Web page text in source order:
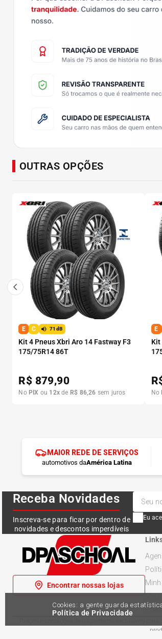
Cookies: a gente guarda
Política de Privacidade
OUTRAS OPÇÕES
E C 71dB
Kit 4 Pneus Xbri Aro 14 Fastway F3
175/75R14 86T
R$ 879,90
No PIX ou 12x de R$ 86,26 sem juros
E
Kit
No
MAIOR REDE DE SERVIÇOS
automotivos daAmérica Latina
Receba Novidades
Inscreva-se para ficar por dentro de
novidades e descontos imperdíveis
Eu
Encontrar nossas lojas
Preços e condições de pagamento exclusivos